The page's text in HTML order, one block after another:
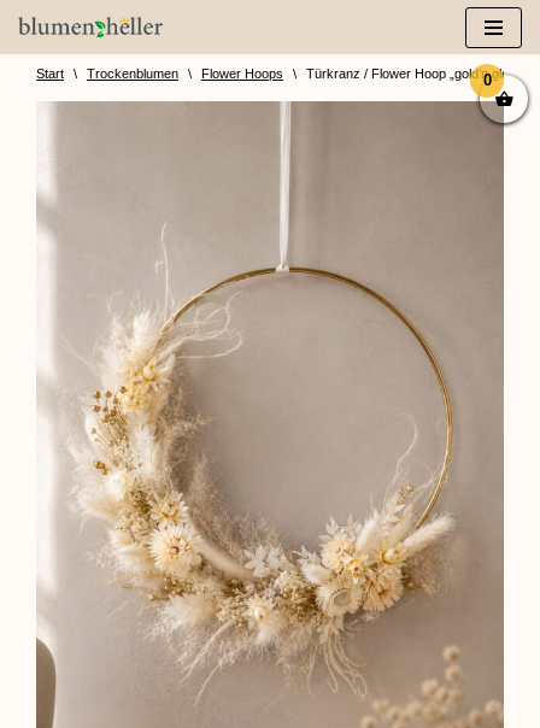
Zum
InhaltStart \ Trockenblumen \ Flower Hoops \ Türkranz / Flower Hoop „gold’n glow
0